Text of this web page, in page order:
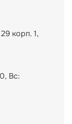
корп. 1,
Вс: